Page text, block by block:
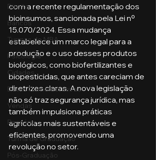
Direito
Bancos
Turmas de MBA
Psicologia
Cidades
Datas Comemorativas
Vendas
Pecuária
Turma de Graduação
Pós-Graduação
com a recente regulamentação dos
bioinsumos, sancionada pela Lei nº
15.070/2024. Essa mudança
estabelece um marco legal para a
produção e o uso desses produtos
biológicos, como biofertilizantes e
biopesticidas, que antes careciam de
diretrizes claras. A nova legislação
não só traz segurança jurídica, mas
também impulsiona práticas
agrícolas mais sustentáveis e
eficientes, promovendo uma
revolução no setor.